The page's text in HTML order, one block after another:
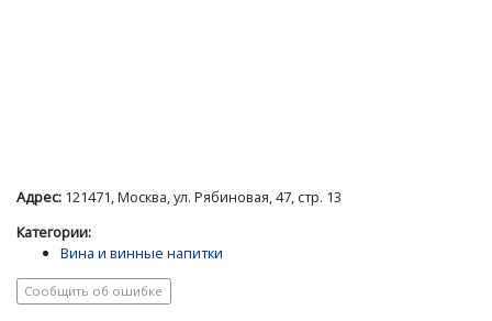
Адрес: 121471, Москва, ул. Рябиновая, 47, стр. 13
Категории:
Вина и винные напитки
Сообщить об ошибке